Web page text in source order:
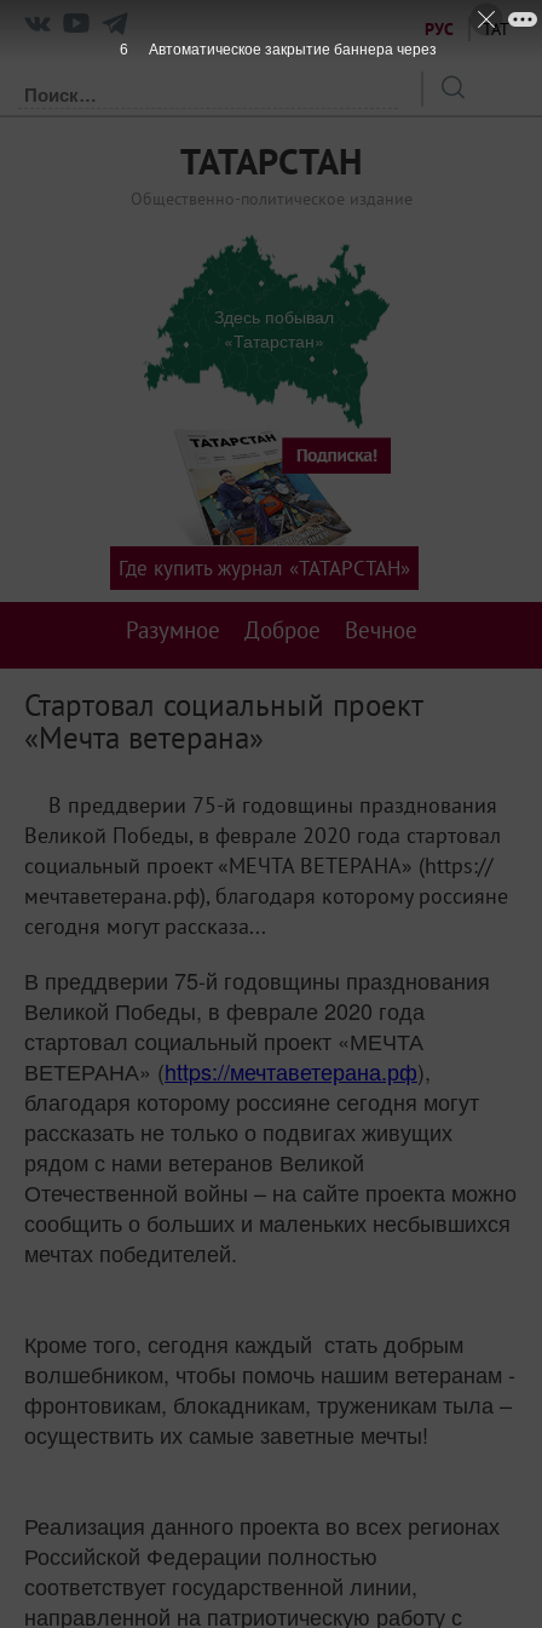
РУС ТАТ
ТАТАРСТАН
Общественно-политическое издание
Здесь побывал
«Татарстан»
Разумное Доброе Вечное
Где купить журнал «ТАТАРСТАН»
Стартовал социальный проект
«Мечта ветерана»
В преддверии 75-й годовщины празднования
Великой Победы, в феврале 2020 года стартовал
социальный проект «МЕЧТА ВЕТЕРАНА» (https://
мечтаветерана.рф), благодаря которому россияне
сегодня могут рассказа...
В преддверии 75-й годовщины празднования
Великой Победы, в феврале 2020 года
стартовал социальный проект «МЕЧТА
ВЕТЕРАНА» (https://мечтаветерана.рф),
благодаря которому россияне сегодня могут
рассказать не только о подвигах живущих
рядом с нами ветеранов Великой
Отечественной войны – на сайте проекта можно
сообщить о больших и маленьких несбывшихся
мечтах победителей.
Кроме того, сегодня каждый стать добрым
волшебником, чтобы помочь нашим ветеранам -
фронтовикам, блокадникам, труженикам тыла –
осуществить их самые заветные мечты!
Реализация данного проекта во всех регионах
Российской Федерации полностью
соответствует государственной линии,
направленной на патриотическую работу с
6 Автоматическое закрытие баннера через